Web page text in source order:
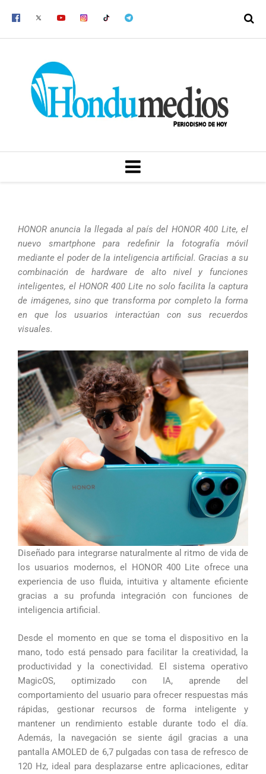
MENU
HONOR anuncia la llegada al país del HONOR 400 Lite, el
nuevo smartphone para redefinir la fotografía móvil
mediante el poder de la inteligencia artificial. Gracias a su
combinación de hardware de alto nivel y funciones
inteligentes, el HONOR 400 Lite no solo facilita la captura
de imágenes, sino que transforma por completo la forma
en que los usuarios interactúan con sus recuerdos
visuales.
Diseñado para integrarse naturalmente al ritmo de vida de
los usuarios modernos, el HONOR 400 Lite ofrece una
experiencia de uso fluida, intuitiva y altamente eficiente
gracias a su profunda integración con funciones de
inteligencia artificial.
Desde el momento en que se toma el dispositivo en la
mano, todo está pensado para facilitar la creatividad, la
productividad y la conectividad. El sistema operativo
MagicOS, optimizado con IA, aprende del
comportamiento del usuario para ofrecer respuestas más
rápidas, gestionar recursos de forma inteligente y
mantener un rendimiento estable durante todo el día.
Además, la navegación se siente ágil gracias a una
pantalla AMOLED de 6,7 pulgadas con tasa de refresco de
120 Hz, ideal para desplazarse entre aplicaciones, editar